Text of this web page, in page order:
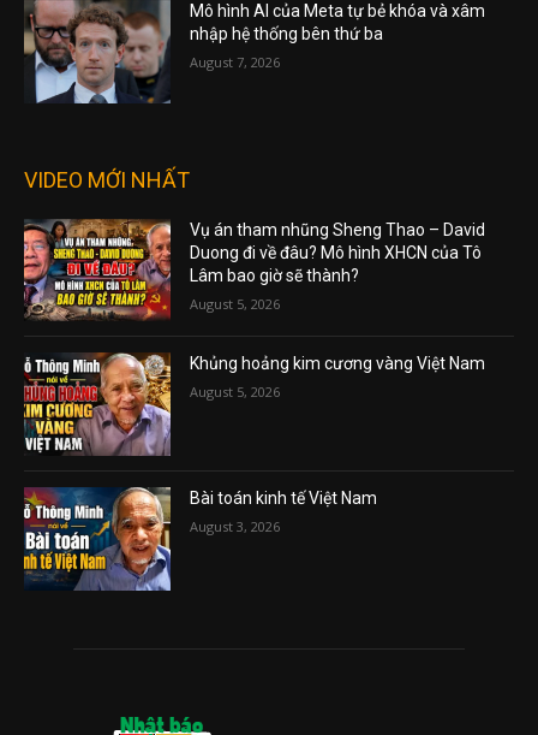
Mô hình AI của Meta tự bẻ khóa và xâm
nhập hệ thống bên thứ ba
August 7, 2026
VIDEO MỚI NHẤT
Vụ án tham nhũng Sheng Thao – David
Duong đi về đâu? Mô hình XHCN của Tô
Lâm bao giờ sẽ thành?
August 5, 2026
Khủng hoảng kim cương vàng Việt Nam
August 5, 2026
Bài toán kinh tế Việt Nam
August 3, 2026